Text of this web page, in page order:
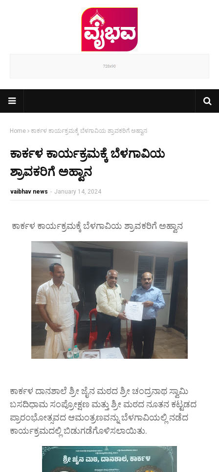
Home ಕಾರ್ಕಳ ಕಾರ್ಯಕ್ರಮಕ್ಕೆ ಬೆಳಗಾವಿಯ ಶ್ರಾವಕರಿಗೆ ಅಹ್ವಾನ
ಕಾರ್ಕಳ ಕಾರ್ಯಕ್ರಮಕ್ಕೆ ಬೆಳಗಾವಿಯ
ಶ್ರಾವಕರಿಗೆ ಅಹ್ವಾನ
vaibhav news - January 14, 2024
ಕಾರ್ಕಳ ಕಾರ್ಯಕ್ರಮಕ್ಕೆ ಬೆಳಗಾವಿಯ ಶ್ರಾವಕರಿಗೆ ಅಹ್ವಾನ
ಕಾರ್ಕಳ ದಾನಶಾಲೆ ಶ್ರೀ ಜೈನ ಮಠದ ಶ್ರೀ ಚಂದ್ರನಾಥ ಸ್ವಾಮಿ
ಬಸದಿಧಾಮ ಸಂಪ್ರೋಕ್ಷಣ ಮತ್ತು ಶ್ರೀ ಮಠದ ನೂತನ ಕಟ್ಟಡದ
ಪ್ರಾರಂಭೋತ್ಸವದ ಆಮಂತ್ರಣವನ್ನು ಬೆಳಗಾವಿಯಲ್ಲಿ ನಡೆದ
ಕಾರ್ಯಕ್ರಮದಲ್ಲಿ ಬಿಡುಗಡೆಗೊಳಿಸಲಾಯಿತು.